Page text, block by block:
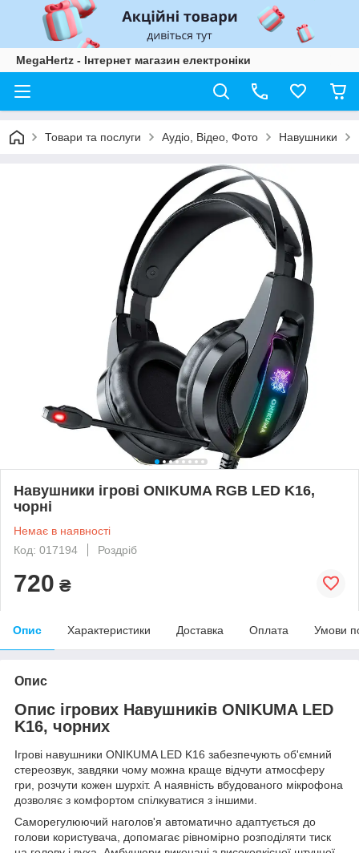
MegaHertz - Інтернет магазин електроніки
Товари та послуги Аудіо, Відео, Фото Навушники
Навушники ігрові ONIKUMA RGB LED K16,
чорні
Немає в наявності
Код: 017194
Роздріб
720 ₴
Опис Характеристики Доставка Оплата Умови
Опис
Опис ігрових Навушників ONIKUMA LED
K16, чорних
Ігрові навушники ONIKUMA LED K16 забезпечують об'ємний
стереозвук, завдяки чому можна краще відчути атмосферу
гри, розчути кожен шурхіт. А наявність вбудованого мікрофона
дозволяє з комфортом спілкуватися з іншими.
Саморегулюючий наголов'я автоматично адаптується до
голови користувача, допомагає рівномірно розподіляти тиск